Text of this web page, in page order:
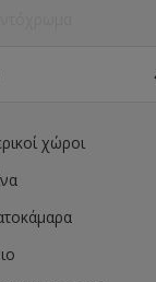
Εξωτερικών
χώροι